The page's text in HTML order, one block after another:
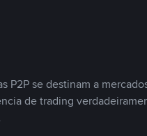
P2P se destinam a
de trading